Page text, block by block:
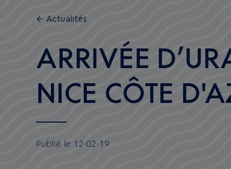
← Actualités
ARRIVÉE
NICE CÔTE
Publié le 12-02-19